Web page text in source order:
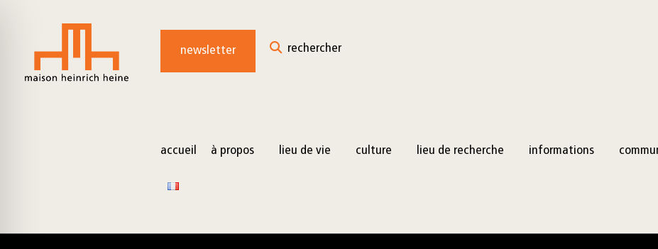
content
newsletter rechercher
accueil à propos lieu de vie culture lieu de recherche informations